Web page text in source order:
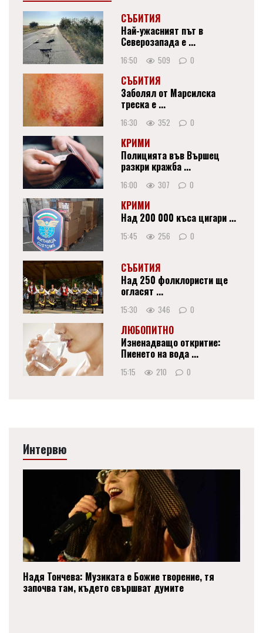
СЪБИТИЯ
Най-ужасният път в
Северозапада е ...
16:50 509 0
СЪБИТИЯ
Заболял от Марсилска
треска е ...
16:30 352 0
КРИМИ
Полицията във Вършец
разкри кражба ...
16:00 307 0
КРИМИ
Над 200 000 къса цигари ...
15:45 256 0
СЪБИТИЯ
Над 250 фолклористи ще
огласят ...
15:30 346 0
ЛЮБОПИТНО
Изненадващо откритие:
Пиенето на вода ...
15:15 210 0
Интервю
Надя Тончева: Музиката е Божие творение, тя
започва там, където свършват думите